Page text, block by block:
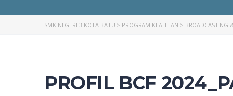
SMK NEGERI 3 KOTA BATU > PROGRAM KEAHLIAN > BROADCASTING
PROFIL BCF